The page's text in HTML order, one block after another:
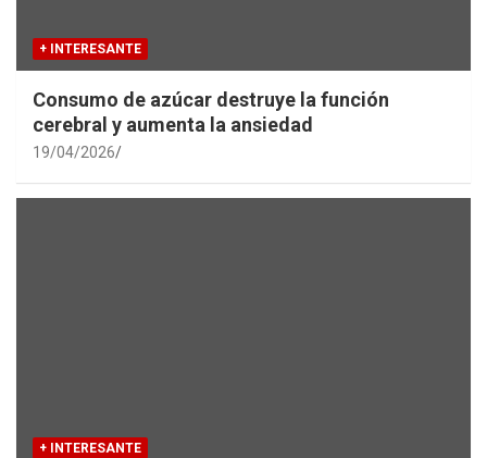
+ INTERESANTE
Consumo de azúcar destruye la función
cerebral y aumenta la ansiedad
19/04/2026
+ INTERESANTE